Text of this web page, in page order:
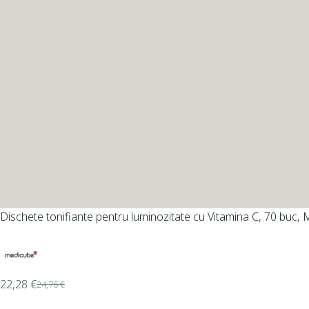
Dischete tonifiante pentru luminozitate cu Vitamina C, 70 buc,
24,76€
22,28 €